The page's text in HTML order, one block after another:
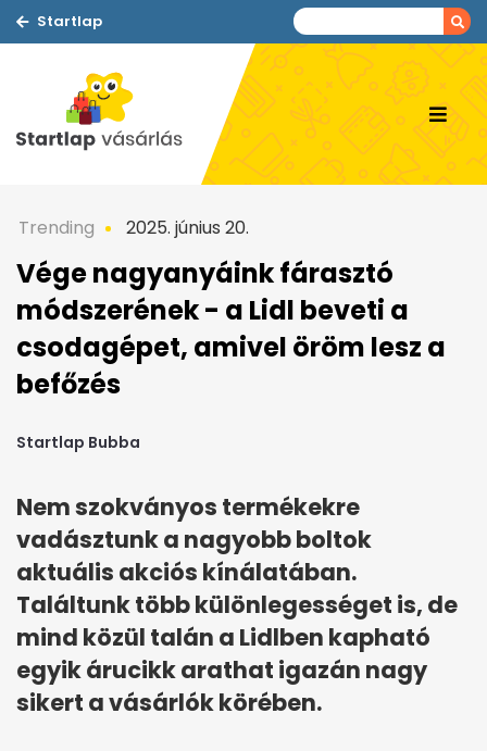
Startlap
Trending 2025. június 20.
Vége nagyanyáink fárasztó
módszerének - a Lidl beveti a
csodagépet, amivel öröm lesz a
befőzés
Startlap Bubba
Nem szokványos termékekre
vadásztunk a nagyobb boltok
aktuális akciós kínálatában.
Találtunk több különlegességet is, de
mind közül talán a Lidlben kapható
egyik árucikk arathat igazán nagy
sikert a vásárlók körében.